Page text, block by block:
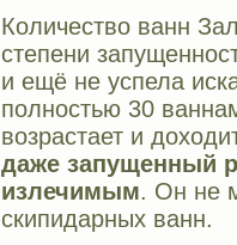
Количество ванн
степени
и ещё не успела
полностью 30
возрастает и
даже запущенный
излечимым. Он не
скипидарных ванн.